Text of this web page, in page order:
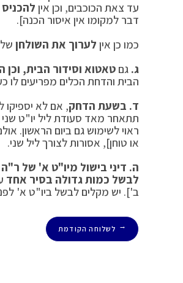
עד צאת הכוכבים, וכן אין
דבר למקומו אין איסור הכנה].
כמו כן אין לערוך את השולחן
ג. גם טאטוא וסידור הבית, וכן
הבית והדחת הכלים מפריעים לו
ד. בשעת הדחק, אם לא יספיקו
תתאחר מאד סעודת ליל יו"ט
ראוי לשימוש גם ביום הראשון.
או טוחן], אסורות לצורך ליל שני.
ה. דיני בישול מיו"ט א' של
לבשל כמות גדולה בסיר אחד
ב']. יש מקלים לבשל ביו"ט א'
← לשלוחה הקודמת